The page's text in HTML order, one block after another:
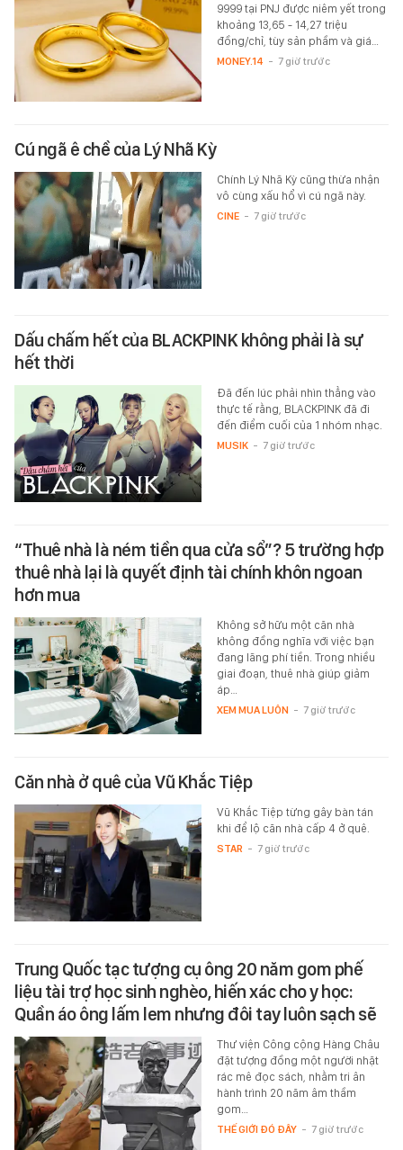
9999 tại PNJ được niêm yết trong
khoảng 13,65 - 14,27 triệu
đồng/chỉ, tùy sản phầm và giá…
MONEY.14 - 7 giờ trước
Cú ngã ê chề của Lý Nhã Kỳ
Chính Lý Nhã Kỳ cũng thừa nhận
vô cùng xấu hổ vì cú ngã này.
CINE - 7 giờ trước
Dấu chấm hết của BLACKPINK không phải là sự
hết thời
Đã đến lúc phải nhìn thẳng vào
thực tế rằng, BLACKPINK đã đi
đến điểm cuối của 1 nhóm nhạc.
MUSIK - 7 giờ trước
“Thuê nhà là ném tiền qua cửa sổ”? 5 trường hợp
thuê nhà lại là quyết định tài chính khôn ngoan
hơn mua
Không sở hữu một căn nhà
không đồng nghĩa với việc bạn
đang lãng phí tiền. Trong nhiều
giai đoạn, thuê nhà giúp giảm
áp…
XEM MUA LUÔN - 7 giờ trước
Căn nhà ở quê của Vũ Khắc Tiệp
Vũ Khắc Tiệp từng gây bàn tán
khi để lộ căn nhà cấp 4 ở quê.
STAR - 7 giờ trước
Trung Quốc tạc tượng cụ ông 20 năm gom phế
liệu tài trợ học sinh nghèo, hiến xác cho y học:
Quần áo ông lấm lem nhưng đôi tay luôn sạch sẽ
Thư viện Công cộng Hàng Châu
đặt tượng đồng một người nhặt
rác mê đọc sách, nhằm tri ân
hành trình 20 năm âm thầm
gom…
THẾ GIỚI ĐÓ ĐÂY - 7 giờ trước